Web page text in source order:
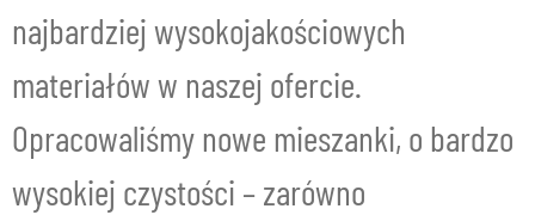
najbardziej wysokojakościowych
materiałów w naszej ofercie.
Opracowaliśmy nowe mieszanki, o bardzo
wysokiej czystości – zarówno